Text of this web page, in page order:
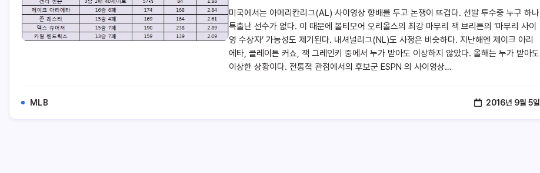
미국에서는 아메리칸리그(AL) 사이영상 향배를 두고 논쟁이 뜨겁다. 선발 투수중 누구 하나
특출난 선수가 없다. 이 때문에 볼티모어 오리올스의 최강 마무리 잭 브리튼의 ‘마무리 사이
영 수상자’ 가능성도 제기된다. 내셔널리그(NL)도 사정은 비슷하다. 지난해엔 제이크 아리
에타, 클레이튼 커쇼, 잭 그레인키 중에서 누가 받아도 이상하지 않았다. 올해는 누가 받아도
이상한 상황이다. 전통적 관점에서의 후보군 ESPN 의 사이영상…
MLB 2016년 9월 5일